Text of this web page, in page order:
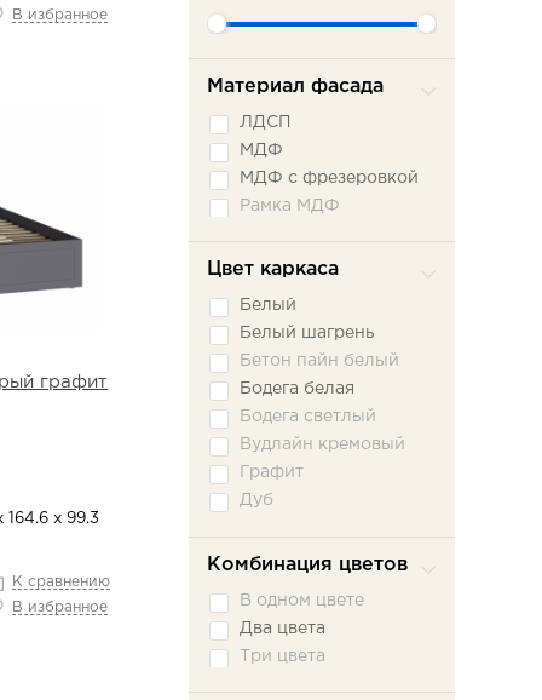
В избранное
графит
164.6 х 99.3
К сравнению
В избранное
Материал фасада
ЛДСП
МДФ
МДФ с фрезеровкой
Рамка МДФ
Цвет каркаса
Белый
Белый шагрень
Бетон пайн белый
Бодега белая
Бодега светлый
Вудлайн кремовый
Графит
Дуб
Дуб Бунратти
Дуб вотан
Дуб гранж
Дуб Крафт Белый
Комбинация цветов
В одном цвете
Два цвета
Три цвета